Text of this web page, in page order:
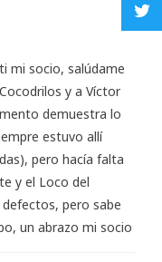
mi socio, salúdame
y a Víctor
demuestra lo
estuvo allí
pero hacía falta
y el Loco del
pero sabe
un abrazo mi socio